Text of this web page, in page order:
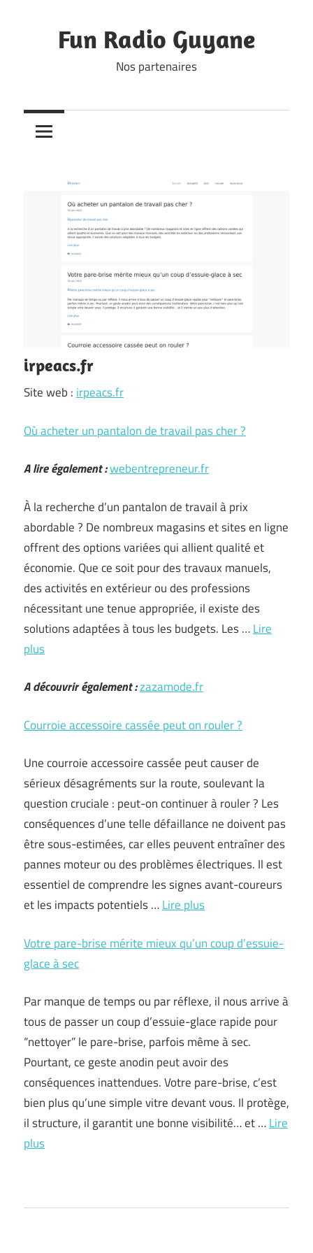
contentFun Radio Guyane
Nos partenaires
irpeacs.fr
Site web : irpeacs.fr
Où acheter un pantalon de travail pas cher ?
A lire également :webentrepreneur.fr
À la recherche d’un pantalon de travail à prix
abordable ? De nombreux magasins et sites en ligne
offrent des options variées qui allient qualité et
économie. Que ce soit pour des travaux manuels,
des activités en extérieur ou des professions
nécessitant une tenue appropriée, il existe des
solutions adaptées à tous les budgets. Les …Lire
plus
A découvrir également :zazamode.fr
Courroie accessoire cassée peut on rouler ?
Une courroie accessoire cassée peut causer de
sérieux désagréments sur la route, soulevant la
question cruciale : peut-on continuer à rouler ? Les
conséquences d’une telle défaillance ne doivent pas
être sous-estimées, car elles peuvent entraîner des
pannes moteur ou des problèmes électriques. Il est
essentiel de comprendre les signes avant-coureurs
et les impacts potentiels …Lire plus
Votre pare-brise mérite mieux qu’un coup d’essuie-
glace à sec
Par manque de temps ou par réflexe, il nous arrive à
tous de passer un coup d’essuie-glace rapide pour
“nettoyer” le pare-brise, parfois même à sec.
Pourtant, ce geste anodin peut avoir des
conséquences inattendues. Votre pare-brise, c’est
bien plus qu’une simple vitre devant vous. Il protège,
il structure, il garantit une bonne visibilité… et …Lire
plus